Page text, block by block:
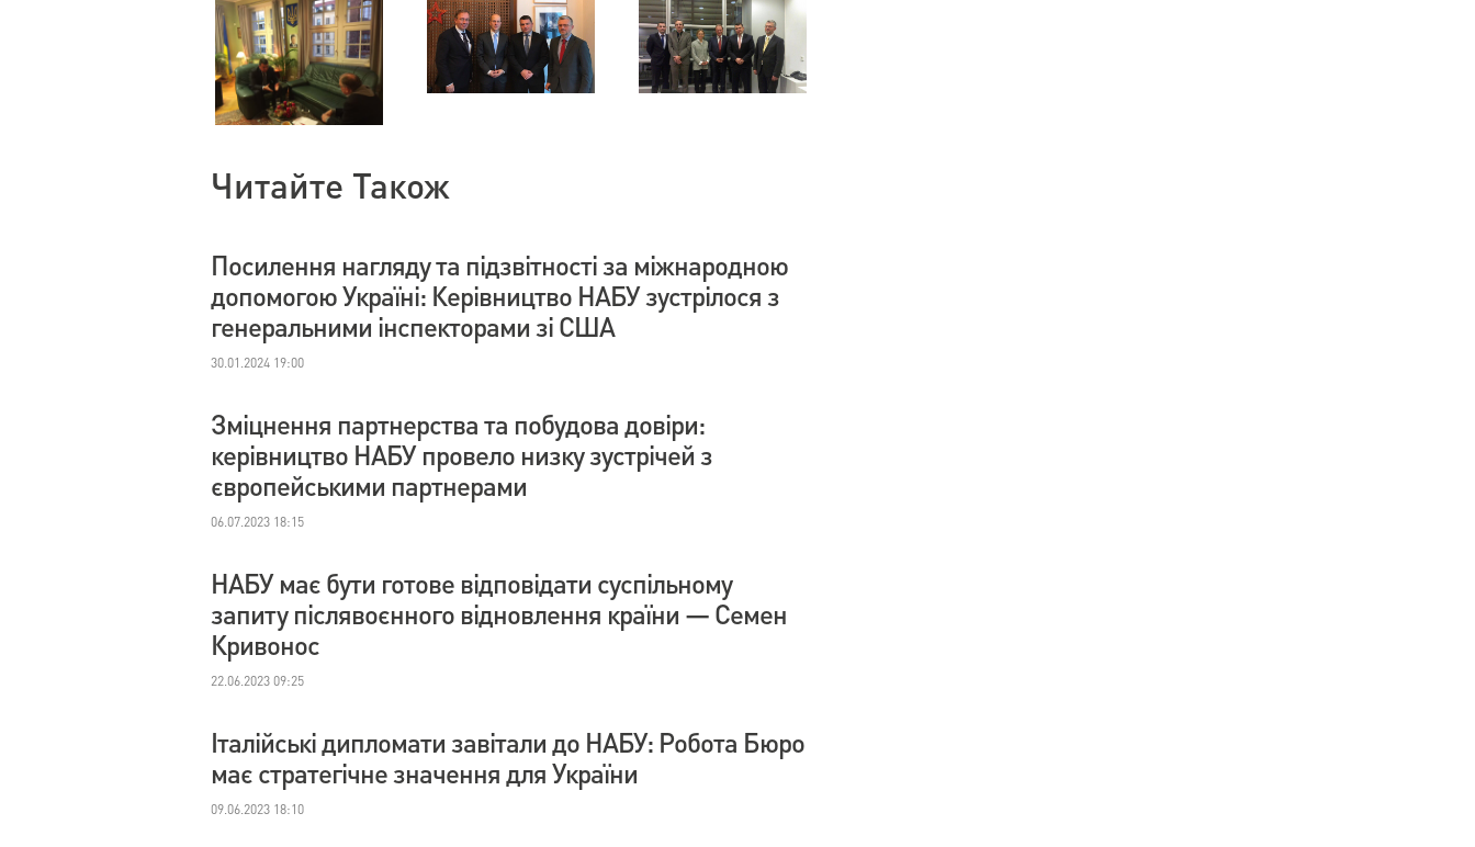
Читайте Також
Посилення нагляду та підзвітності за міжнародною
допомогою Україні: Керівництво НАБУ зустрілося з
генеральними інспекторами зі США
30.01.2024 19:00
Зміцнення партнерства та побудова довіри:
керівництво НАБУ провело низку зустрічей з
європейськими партнерами
06.07.2023 18:15
НАБУ має бути готове відповідати суспільному
запиту післявоєнного відновлення країни — Семен
Кривонос
22.06.2023 09:25
Італійські дипломати завітали до НАБУ: Робота Бюро
має стратегічне значення для України
09.06.2023 18:10